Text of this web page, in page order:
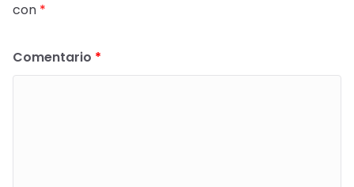
con *
Comentario *